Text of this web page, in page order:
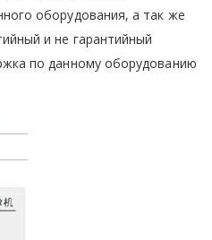
оборудования, а так же
и не гарантийный
по данному оборудованию